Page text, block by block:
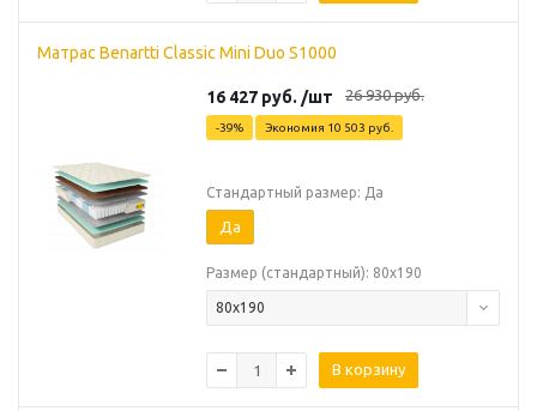
Матрас Benartti Classic Mini Duo S1000
16 427 руб. /шт 26 930руб.
-39% Экономия 10 503 руб.
Стандартный размер: Да
Да
Размер (стандартный): 80х190
80х190
В корзину